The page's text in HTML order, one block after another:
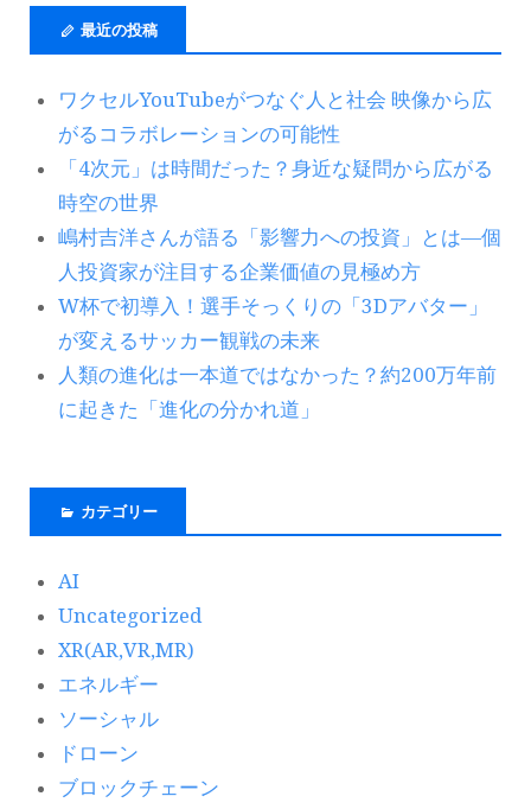
最近の投稿
ワクセルYouTubeがつなぐ人と社会 映像から広
がるコラボレーションの可能性
「4次元」は時間だった？身近な疑問から広がる
時空の世界
嶋村吉洋さんが語る「影響力への投資」とは―個
人投資家が注目する企業価値の見極め方
W杯で初導入！選手そっくりの「3Dアバター」
が変えるサッカー観戦の未来
人類の進化は一本道ではなかった？約200万年前
に起きた「進化の分かれ道」
カテゴリー
AI
Uncategorized
XR(AR,VR,MR)
エネルギー
ソーシャル
ドローン
ブロックチェーン